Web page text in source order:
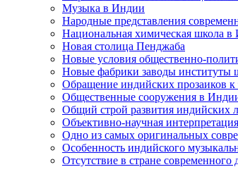
Музыка в Индии
Народные представления
Национальная химическая школа в
Новая столица Пенджаба
Новые условия общественно-
Новые фабрики заводы институты
Обращение индийских прозаиков к
Общественные сооружения в
Общий строй развития индийских
Объективно-научная
Одно из самых оригинальных
Особенность индийского
Отсутствие в стране современного